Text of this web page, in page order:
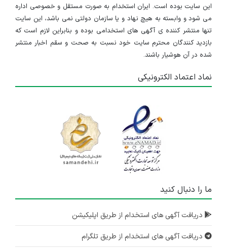
این سایت بوده است. ایران استخدام به صورت مستقل و خصوصی اداره
می شود و وابسته به هیچ نهاد و یا سازمان دولتی نمی باشد، این سایت
تنها منتشر کننده ی آگهی های استخدامی بوده و بنابراین لازم است که
بازدید کنندگان محترم سایت خود نسبت به صحت و سقم اخبار منتشر
شده در آن هوشیار باشند.
نماد اعتماد الکترونیکی
ما را دنبال کنید
دریافت آگهی های استخدام از طریق اپلیکیشن
دریافت آگهی های استخدام از طریق تلگرام